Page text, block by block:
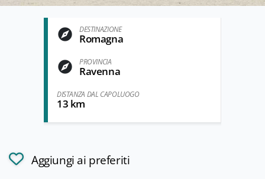
DESTINAZIONE
Romagna
PROVINCIA
Ravenna
DISTANZA DAL CAPOLUOGO
13 km
Aggiungi ai preferiti